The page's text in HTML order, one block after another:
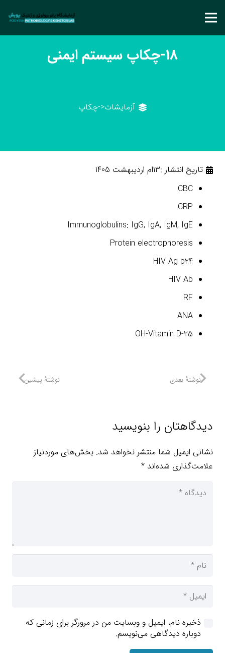
18-چکاپ سیستم ایمنی
آزمایشات<-چکاپ
تاریخ انتشار :13ام اردیبهشت 1405
CBC
CRP
Immunoglobulins: IgG, IgA, IgM, IgE
Protein electrophoresis
HIV Ag p24
HIV Ab
RF
ANA
25-OH-Vitamin D
نوشتهٔ پیشین نوشتهٔ بعدی
دیدگاهتان را بنویسید
نشانی ایمیل شما منتشر نخواهد شد. بخش‌های موردنیاز
علامت‌گذاری شده‌اند *
ذخیره نام، ایمیل و وبسایت من در مرورگر برای زمانی که
دوباره دیدگاهی می‌نویسم.